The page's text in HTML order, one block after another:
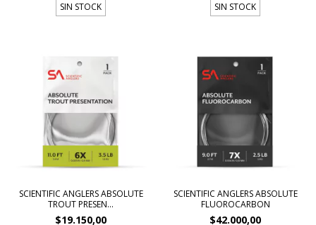
SIN STOCK
SIN STOCK
SCIENTIFIC ANGLERS ABSOLUTE
TROUT PRESEN...
$19.150,00
SCIENTIFIC ANGLERS ABSOLUTE
FLUOROCARBON
$42.000,00